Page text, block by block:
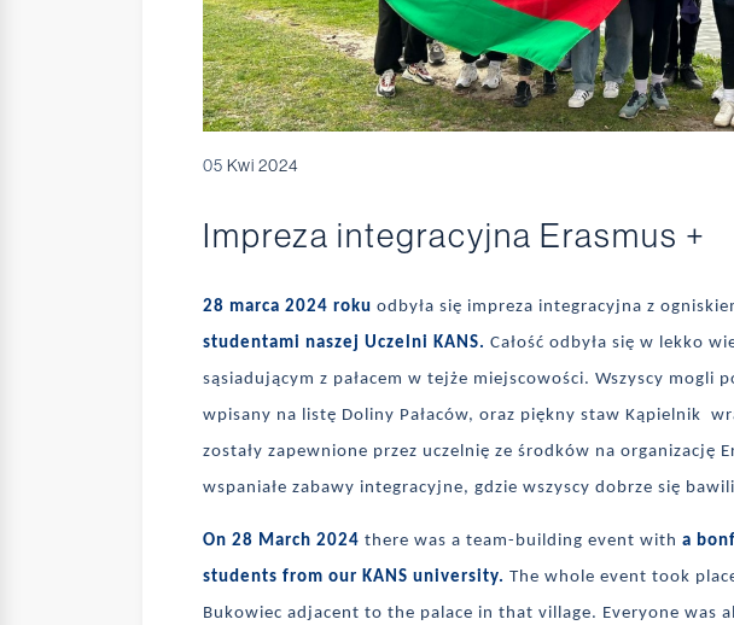
05 Kwi 2024
Impreza integracyjna Erasmus +
28 marca 2024 roku odbyła się impreza integracyjna z
studentami naszej Uczelni KANS. Całość odbyła się w lekko
sąsiadującym z pałacem w tejże miejscowości. Wszyscy mogli
wpisany na listę Doliny Pałaców, oraz piękny staw Kąpielnik
zostały zapewnione przez uczelnię ze środków na organizację
wspaniałe zabawy integracyjne, gdzie wszyscy dobrze się
On 28 March 2024 there was a team-building event with a
students from our KANS university. The whole event took
Bukowiec adjacent to the palace in that village. Everyone was